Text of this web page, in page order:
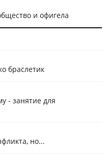
и офигела
браслетик
- занятие для
но...